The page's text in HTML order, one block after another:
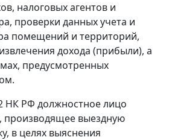
налоговых агентов и
проверки данных учета и
помещений и территорий,
дохода (прибыли), а
предусмотренных
НК РФ должностное лицо
производящее выездную
в целях выяснения